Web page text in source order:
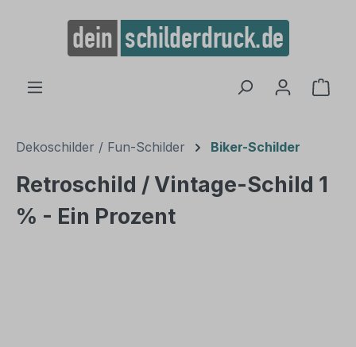
springen
Dekoschilder / Fun-Schilder Biker-Schilder
Retroschild / Vintage-Schild 1
% - Ein Prozent